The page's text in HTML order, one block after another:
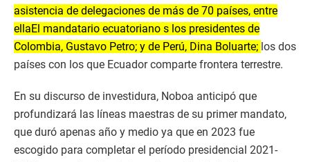
asistencia de delegaciones de más de 70 países, entre
ellaEl mandatario ecuatoriano s los presidentes de
Colombia, Gustavo Petro; y de Perú, Dina Boluarte; los dos
países con los que Ecuador comparte frontera terrestre.
En su discurso de investidura, Noboa anticipó que
profundizará las líneas maestras de su primer mandato,
que duró apenas año y medio ya que en 2023 fue
escogido para completar el período presidencial 2021-